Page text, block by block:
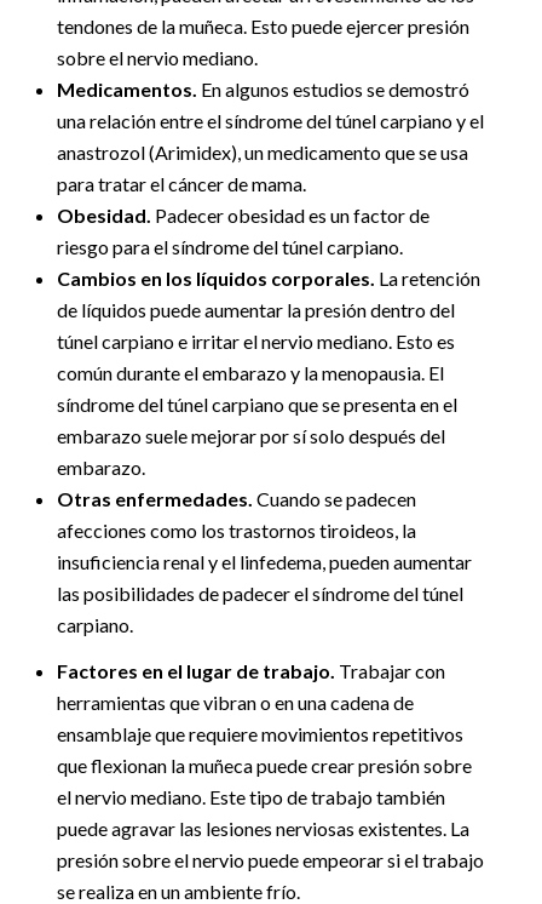
tendones de la muñeca. Esto puede ejercer presión
sobre el nervio mediano.
Medicamentos. En algunos estudios se demostró
una relación entre el síndrome del túnel carpiano y el
anastrozol (Arimidex), un medicamento que se usa
para tratar el cáncer de mama.
Obesidad. Padecer obesidad es un factor de
riesgo para el síndrome del túnel carpiano.
Cambios en los líquidos corporales. La retención
de líquidos puede aumentar la presión dentro del
túnel carpiano e irritar el nervio mediano. Esto es
común durante el embarazo y la menopausia. El
síndrome del túnel carpiano que se presenta en el
embarazo suele mejorar por sí solo después del
embarazo.
Otras enfermedades. Cuando se padecen
afecciones como los trastornos tiroideos, la
insuficiencia renal y el linfedema, pueden aumentar
las posibilidades de padecer el síndrome del túnel
carpiano.
Factores en el lugar de trabajo. Trabajar con
herramientas que vibran o en una cadena de
ensamblaje que requiere movimientos repetitivos
que flexionan la muñeca puede crear presión sobre
el nervio mediano. Este tipo de trabajo también
puede agravar las lesiones nerviosas existentes. La
presión sobre el nervio puede empeorar si el trabajo
se realiza en un ambiente frío.